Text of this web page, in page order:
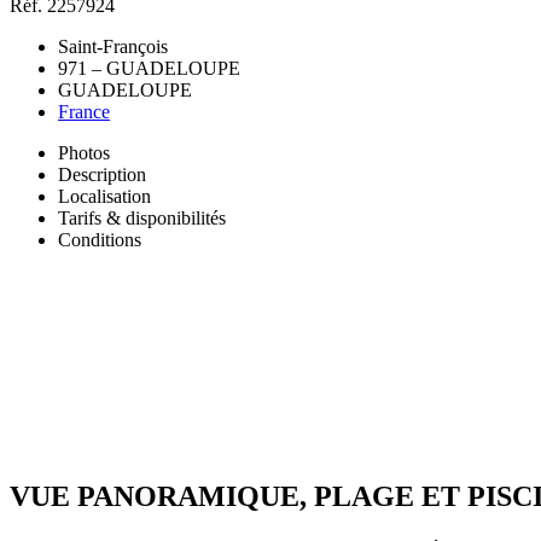
Réf. 2257924
Saint-François
971 – GUADELOUPE
GUADELOUPE
France
Photos
Description
Localisation
Tarifs & disponibilités
Conditions
VUE PANORAMIQUE, PLAGE ET